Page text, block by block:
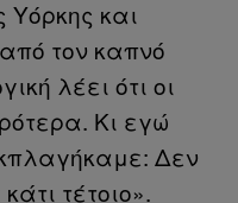
Υόρκης και
τον καπνό
λέει ότι οι
Κι εγώ
Δεν
τέτοιο».